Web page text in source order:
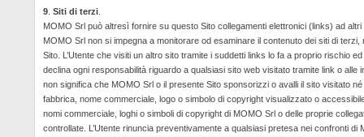
9 Siti di terzi
MOMO Srl può altresì fornire su questo Sito collegamenti elettronici (links) ad altri
MOMO Srl non si impegna a monitorare od esaminare il contenuto dei siti di terzi,
Sito. L’Utente che visiti un altro sito tramite i suddetti links lo fa a proprio rischio
declina ogni responsabilità riguardo a qualsiasi sito web visitato tramite link o
non significa che MOMO Srl o il presente Sito sponsorizzi o avalli il sito visitato
fabbrica, nome commerciale, logo o simbolo di copyright visualizzato o
nomi commerciale, loghi o simboli di copyright di MOMO Srl o delle proprie
controllate. L’Utente rinuncia preventivamente a qualsiasi pretesa nei confronti